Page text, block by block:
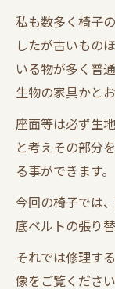
私も数多く椅子
したが古いもの
いる物が多く普
生物の家具かと
座面等は必ず生
と考えその部分
る事ができます。
今回の椅子では
底ベルトの張り
それでは修理す
像をご覧ください